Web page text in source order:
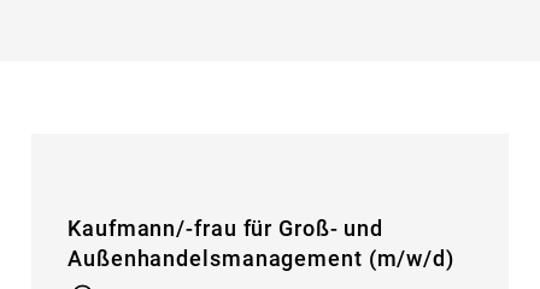
Kaufmann/-frau für Groß- und
Außenhandelsmanagement (m/w/d)